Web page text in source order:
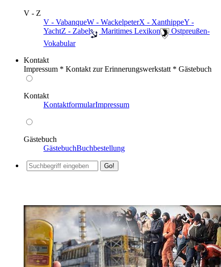
V - Z
V - VabanqueW - WackelpeterX - XanthippeY -
YachtZ - Zabel ️ Maritimes Lexikon
️ Ostpreußen-
Vokabular
Kontakt
Impressum * Kontakt zur Erinnerungswerkstatt * Gästebuch
Kontakt
KontaktformularImpressum
Gästebuch
GästebuchBuchbestellung